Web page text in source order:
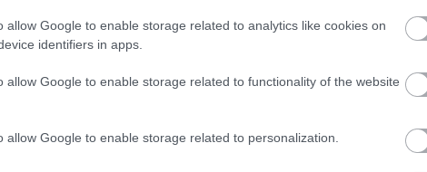
allow Google to enable storage related to analytics like cookies on
identifiers in apps.
allow Google to enable storage related to functionality of the website
allow Google to enable storage related to personalization.
Ezért rossz megoldás, ha pénzt veszel fel a
hitelkártyáddal
A hitelkártya használat minden korábbi rekordot megdöntött az
szerint éves és negyedéves összevetésben is jelentősen megugrott
Jó,